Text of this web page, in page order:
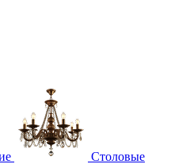
Столовые